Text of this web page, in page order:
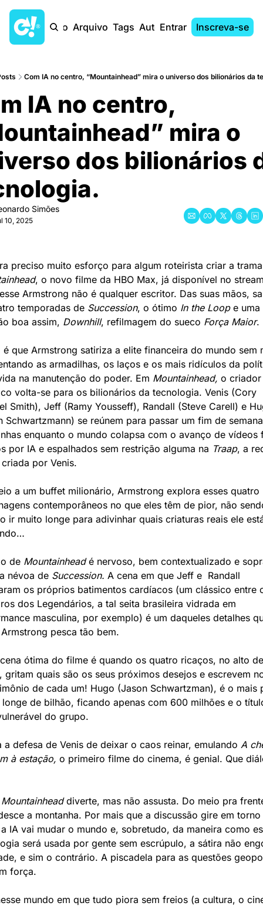
Início Arquivo Tags AutoresEntrar Inscreva-se
Com IA no centro, “Mountainhead” mira o universo dos bilionários da
IA no centro,
mira o
dos bilionários
Simões
10, 2025
, o novo filme da HBO Max, já disponível no
Armstrong não é qualquer escritor. Das suas mãos,
temporadas de Succession, o ótimo In the Loop e uma
boa assim, Downhill, refilmagem do sueco Força Maior.
é que Armstrong satiriza a elite financeira do mundo sem
as armadilhas, os laços e os mais ridículos da
na manutenção do poder. Em Mountainhead, o criador
volta-se para os bilionários da tecnologia. Venis (Cory
Smith), Jeff (Ramy Yousseff), Randall (Steve Carell) e
Schwartzmann) se reúnem para passar um fim de
enquanto o mundo colapsa com o avanço de vídeos
por IA e espalhados sem restrição alguma na Traap, a
por Venis.
a um buffet milionário, Armstrong explora esses quatro
contemporâneos no que eles têm de pior, não
ir muito longe para adivinhar quais criaturas reais ele
de Mountainhead é nervoso, bem contextualizado e
névoa de Succession. A cena em que Jeff e  Randall
os próprios batimentos cardíacos (um clássico entre
dos Legendários, a tal seita brasileira vidrada em
masculina, por exemplo) é um daqueles detalhes
pesca tão bem.
ótima do filme é quando os quatro ricaços, no alto
gritam quais são os seus próximos desejos e escrevem
de cada um! Hugo (Jason Schwartzman), é o mais
longe de bilhão, ficando apenas com 600 milhões e o
do grupo.
a defesa de Venis de deixar o caos reinar, emulando A
à estação, o primeiro filme do cinema, é genial. Que
Mountainhead diverte, mas não assusta. Do meio pra
a montanha. Por mais que a discussão gire em torno
IA vai mudar o mundo e, sobretudo, da maneira como
será usada por gente sem escrúpulo, a sátira não
e sim o contrário. A piscadela para as questões
força.
mundo em que tudo piora sem freios (a cultura, o